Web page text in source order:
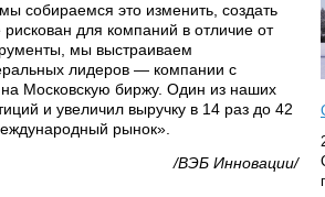
собираемся это изменить, создать
для компаний в отличие от
мы выстраиваем
лидеров — компании с
Московскую биржу. Один из наших
и увеличил выручку в 14 раз до 42
рынок».
/ВЭБ Инновации/